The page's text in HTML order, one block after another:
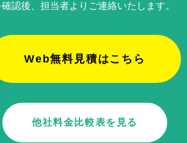
認後、担当者よりご連絡いたします。
Web無料見積はこちら
他社料金比較表を見る